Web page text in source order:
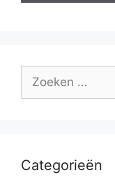
naar:
Categorieën